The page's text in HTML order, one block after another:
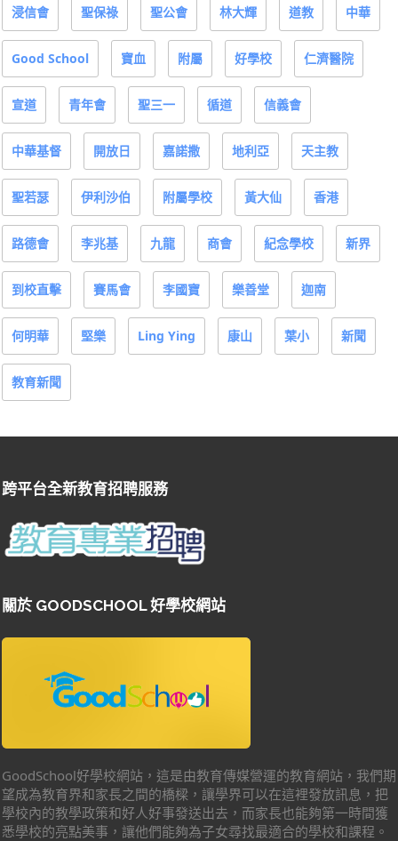
浸信會 聖保祿 聖公會 林大輝 道教 中華
Good School 寶血 附屬 好學校 仁濟醫院
宣道 青年會 聖三一 循道 信義會
中華基督 開放日 嘉諾撒 地利亞 天主教
聖若瑟 伊利沙伯 附屬學校 黃大仙 香港
路德會 李兆基 九龍 商會 紀念學校 新界
到校直擊 賽馬會 李國寶 樂善堂 迦南
何明華 堅樂 Ling Ying 康山 葉小 新聞
教育新聞
跨平台全新教育招聘服務
關於 GOODSCHOOL 好學校網站
GoodSchool好學校網站，這是由教育傳媒營運的教育網站，我們期
望成為教育界和家長之間的橋樑，讓學界可以在這裡發放訊息，把
學校內的教學政策和好人好事發送出去，而家長也能夠第一時間獲
悉學校的亮點美事，讓他們能夠為子女尋找最適合的學校和課程。